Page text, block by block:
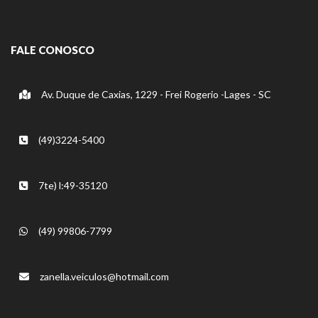
FALE CONOSCO
Av. Duque de Caxias, 1229 - Frei Rogerio -Lages - SC
(49)3224-5400
7te) l:49-35120
(49) 99806-7799
zanella.veiculos@hotmail.com